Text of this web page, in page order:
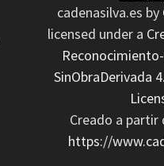
cadenasilva.es by
licensed under a
SinObraDerivada
Creado a partir
https://